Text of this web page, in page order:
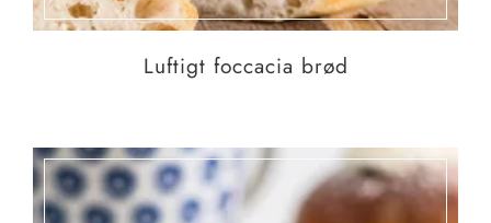
Luftigt foccacia brød